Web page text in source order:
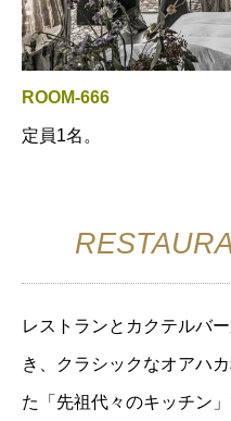
ROOM-666
定員1名。
レストランとカクテルバ
き、クラシックなオアハ
た「先祖代々のキッチン